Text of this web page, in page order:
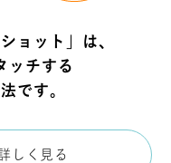
ョット」は、
ッチする
です。
しく見る